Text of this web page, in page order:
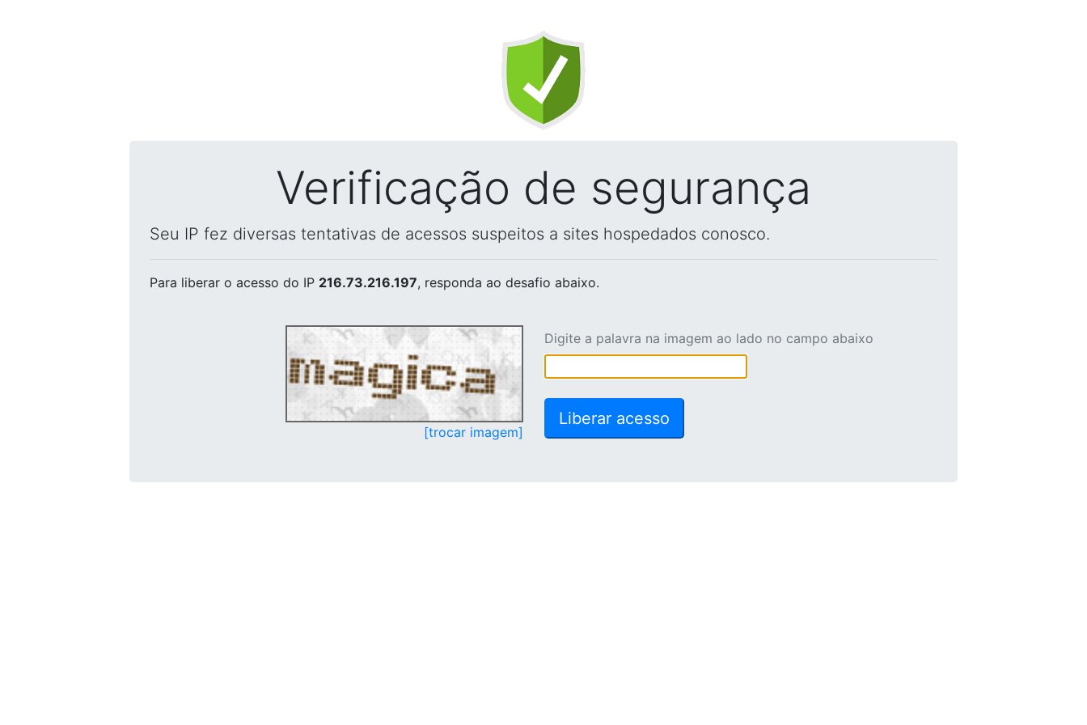
Verificação de segurança
Seu IP fez diversas tentativas de acessos suspeitos a sites hospedados conosco.
Para liberar o acesso do IP 216.73.216.197, responda ao desafio abaixo.
[trocar imagem]
Digite a palavra na imagem ao lado no campo abaixo